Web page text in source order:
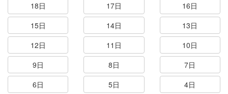
18日
17日
16日
15日
14日
13日
12日
11日
10日
9日
8日
7日
6日
5日
4日